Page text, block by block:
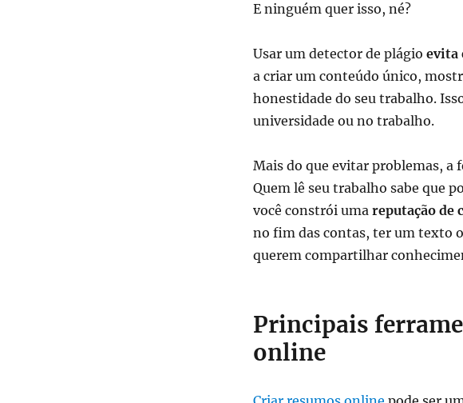
E ninguém quer isso, né?
Usar um detector de plágio evita
a criar um conteúdo único,
honestidade do seu trabalho.
universidade ou no trabalho.
Mais do que evitar problemas, a
Quem lê seu trabalho sabe que
você constrói uma reputação de
no fim das contas, ter um texto
querem compartilhar
Principais
online